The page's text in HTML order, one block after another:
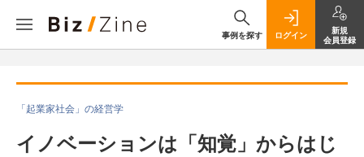
事例を探す ログイン
新規
会員登録
「起業家社会」の経営学
イノベーションは「知覚」からはじ